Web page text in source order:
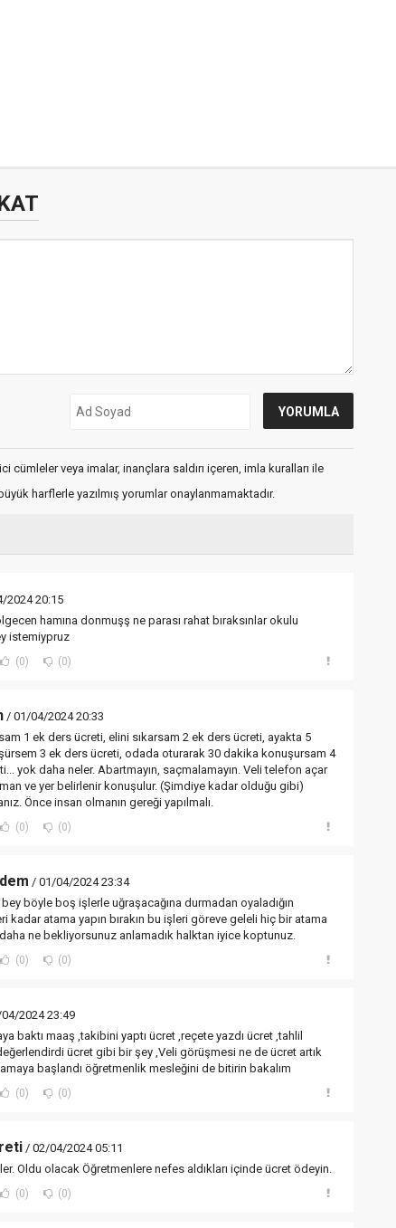
cümleler veya imalar, inançlara saldırı içeren, imla kuralları ile
harflerle yazılmış yorumlar onaylanmamaktadır.
2024 20:15
hamına donmuşş ne parası rahat bıraksınlar okulu
istemiypruz
(0) (0)
/ 01/04/2024 20:33
1 ek ders ücreti, elini sıkarsam 2 ek ders ücreti, ayakta 5
3 ek ders ücreti, odada oturarak 30 dakika konuşursam 4
yok daha neler. Abartmayın, saçmalamayın. Veli telefon açar
ve yer belirlenir konuşulur. (Şimdiye kadar olduğu gibi)
Önce insan olmanın gereği yapılmalı.
(0) (0)
/ 01/04/2024 23:34
bey böyle boş işlerle uğraşacağına durmadan oyaladığın
kadar atama yapın bırakın bu işleri göreve geleli hiç bir atama
daha ne bekliyorsunuz anlamadık halktan iyice koptunuz.
(0) (0)
2024 23:49
baktı maaş ,takibini yaptı ücret ,reçete yazdı ücret ,tahlil
ücret gibi bir şey ,Veli görüşmesi ne de ücret artık
başlandı öğretmenlik mesleğini de bitirin bakalım
(0) (0)
/ 02/04/2024 05:11
Oldu olacak Öğretmenlere nefes aldıkları içinde ücret ödeyin.
(0) (0)